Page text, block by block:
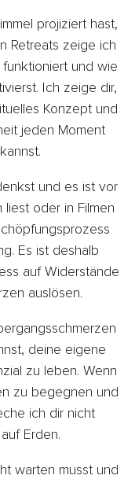
projiziert hast,
Retreats zeige ich
und wie
Ich zeige dir,
Konzept und
jeden Moment
und es ist vor
liest oder in Filmen
Es ist deshalb
auf Widerstände
auslösen.
deine eigene
zu leben. Wenn
zu begegnen und
ich dir nicht
Erden.
warten musst und